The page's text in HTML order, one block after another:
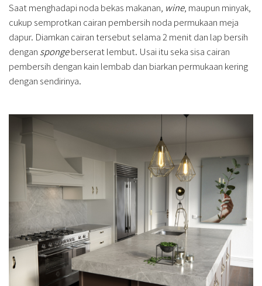
Saat menghadapi noda bekas makanan, wine, maupun minyak,
cukup semprotkan cairan pembersih noda permukaan meja
dapur. Diamkan cairan tersebut selama 2 menit dan lap bersih
dengan spongeberserat lembut. Usai itu seka sisa cairan
pembersih dengan kain lembab dan biarkan permukaan kering
dengan sendirinya.